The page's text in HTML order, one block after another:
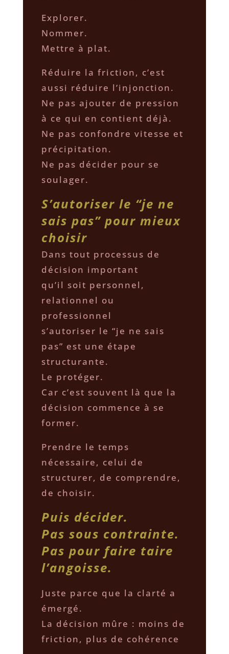
Explorer.
Nommer.
Mettre à plat.
Réduire la friction, c’est
aussi réduire l’injonction.
Ne pas ajouter de pression
à ce qui en contient déjà.
Ne pas confondre vitesse et
précipitation.
Ne pas décider pour se
soulager.
S’autoriser le “je ne
sais pas” pour mieux
choisir
Dans tout processus de
décision important
qu’il soit personnel,
relationnel ou
professionnel
s’autoriser le “je ne sais
pas” est une étape
structurante.
Le protéger.
Car c’est souvent là que la
décision commence à se
former.
Prendre le temps
nécessaire, celui de
structurer, de comprendre,
de choisir.
Puis décider.
Pas sous contrainte.
Pas pour faire taire
l’angoisse.
Juste parce que la clarté a
émergé.
La décision mûre : moins de
friction, plus de cohérence